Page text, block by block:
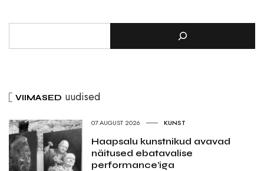
VIIMASED uudised
07.AUGUST 2026 KUNST
Haapsalu kunstnikud avavad
näitused ebatavalise
performance’iga